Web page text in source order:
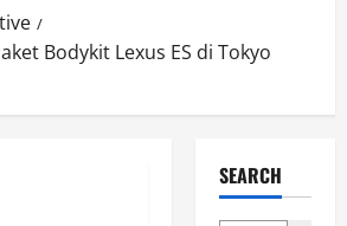
Bodykit Lexus ES di Tokyo
SEARCH